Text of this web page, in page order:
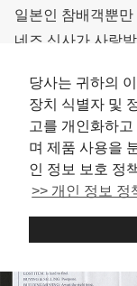
당사는 귀하의
장치 식별자 및
고를 개인화하
며 제품 사용을
인 정보 보호 정
>> 개인 정보 정
일본인 참배객뿐
네즈 신사가 사랑